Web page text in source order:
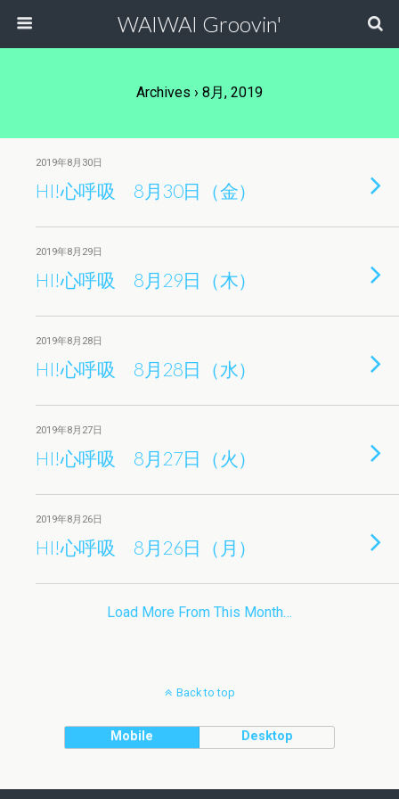
WAIWAI Groovin'
Archives › 8月, 2019
2019年8月30日
HI!心呼吸 8月30日（金）
2019年8月29日
HI!心呼吸 8月29日（木）
2019年8月28日
HI!心呼吸 8月28日（水）
2019年8月27日
HI!心呼吸 8月27日（火）
2019年8月26日
HI!心呼吸 8月26日（月）
Load More From This Month…
Back to top
Mobile Desktop